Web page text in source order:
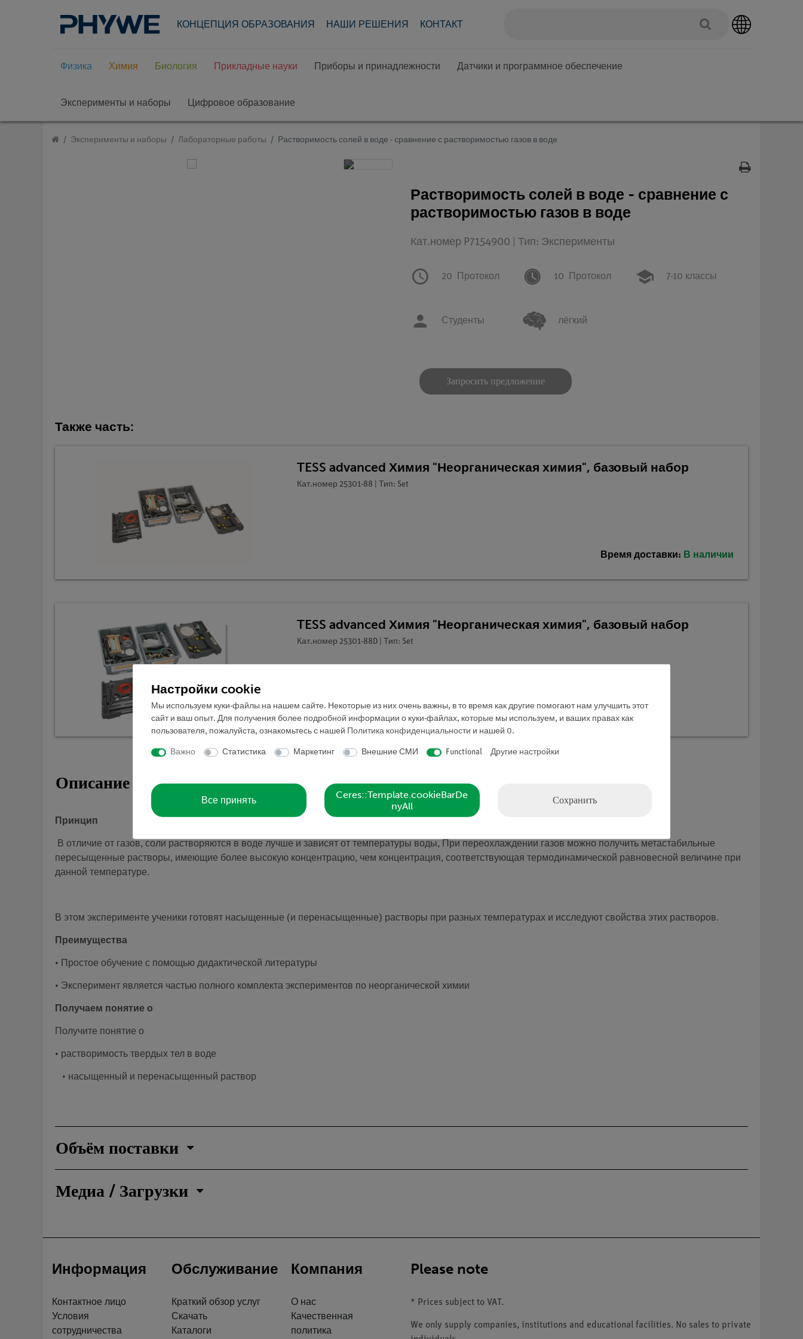
КОНЦЕПЦИЯ ОБРАЗОВАНИЯ НАШИ РЕШЕНИЯ КОНТАКТ
Физика Химия Биология Прикладные науки Приборы и принадлежности Датчики и программное обеспечение
Эксперименты и наборы Цифровое образование
Эксперименты и наборы Лабораторные работы Растворимость солей в воде - сравнение с растворимостью газов в воде
Растворимость солей в воде - сравнение с
растворимостью газов в воде
Кат.номер P7154900 | Тип: Эксперименты
20 Протокол 10 Протокол 7-10 классы
Студенты лёгкий
Запросить предложение
Также часть:
TESS advanced Химия "Неорганическая химия", базовый набор
Кат.номер 25301-88 | Тип: Set
Время доставки: В наличии
TESS advanced Химия "Неорганическая химия", базовый набор
Кат.номер 25301-88D | Тип: Set
Описание
Принцип
В отличие от газов, соли растворяются в воде лучше и зависят от температуры воды, При переохлаждении газов можно получить метастабильные
пересыщенные растворы, имеющие более высокую концентрацию, чем концентрация, соответствующая термодинамической равновесной величине при
данной температуре.
В этом эксперименте ученики готовят насыщенные (и перенасыщенные) растворы при разных температурах и исследуют свойства этих растворов.
Преимущества
• Простое обучение с помощью дидактической литературы
• Эксперимент является частью полного комплекта экспериментов по неорганической химии
Получаем понятие о
Получите понятие о
• растворимость твердых тел в воде
• насыщенный и перенасыщенный раствор
Объём поставки
Медиа / Загрузки
Информация
Контактное лицо
Условия
сотрудничества
Обслуживание
Краткий обзор услуг
Скачать
Каталоги
Компания
О нас
Качественная
политика
Please note
* Prices subject to VAT.
We only supply companies, institutions and educational facilities. No sales to private
Настройки cookie
Мы используем куки-файлы на нашем сайте. Некоторые из них очень важны, в то время как другие помогают нам улучшить этот
сайт и ваш опыт. Для получения более подробной информации о куки-файлах, которые мы используем, и ваших правах как
пользователя, пожалуйста, ознакомьтесь с нашей
Политика конфиденциальности и нашей 0.
Важно Статистика Маркетинг Внешние СМИ Functional Другие настройки
Все принять
Ceres::Template.cookieBarDe
nyAll
Сохранить